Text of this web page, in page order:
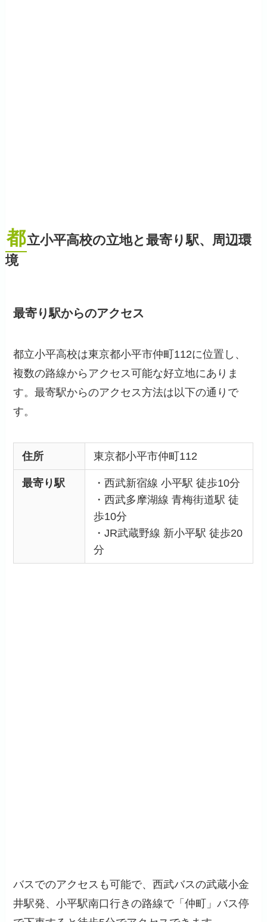
都立小平高校の立地と最寄り駅、周辺環
境
最寄り駅からのアクセス
都立小平高校は東京都小平市仲町112に位置し、
複数の路線からアクセス可能な好立地にありま
す。最寄駅からのアクセス方法は以下の通りで
す。
住所 東京都小平市仲町112
最寄り駅
・西武新宿線 小平駅 徒歩10分
・西武多摩湖線 青梅街道駅 徒
歩10分
・JR武蔵野線 新小平駅 徒歩20
分
バスでのアクセスも可能で、西武バスの武蔵小金
井駅発、小平駅南口行きの路線で「仲町」バス停